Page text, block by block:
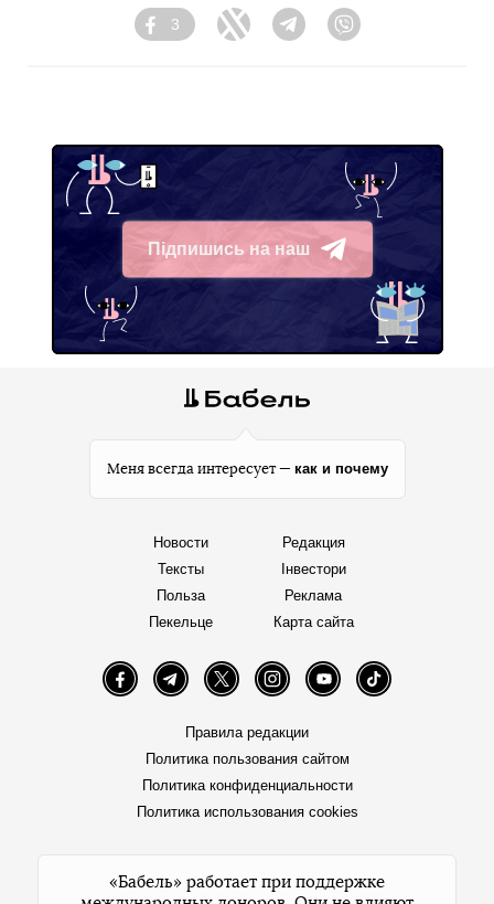
Facebook
3
Twitter TelegramViber
Підпишись на наш
Telegram
Меня всегда интересует — как и почему
Новости
Тексты
Польза
Пекельце
Редакция
Інвестори
Реклама
Карта сайта
FacebookTelegramTwitter InstagramYouTube TikTok
Правила редакции
Политика пользования сайтом
Политика конфиденциальности
Политика использования cookies
«Бабель» работает при поддержке